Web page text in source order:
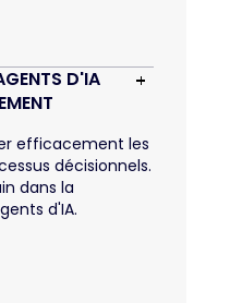
D'IA
efficacement les
décisionnels.
dans la
d'IA.